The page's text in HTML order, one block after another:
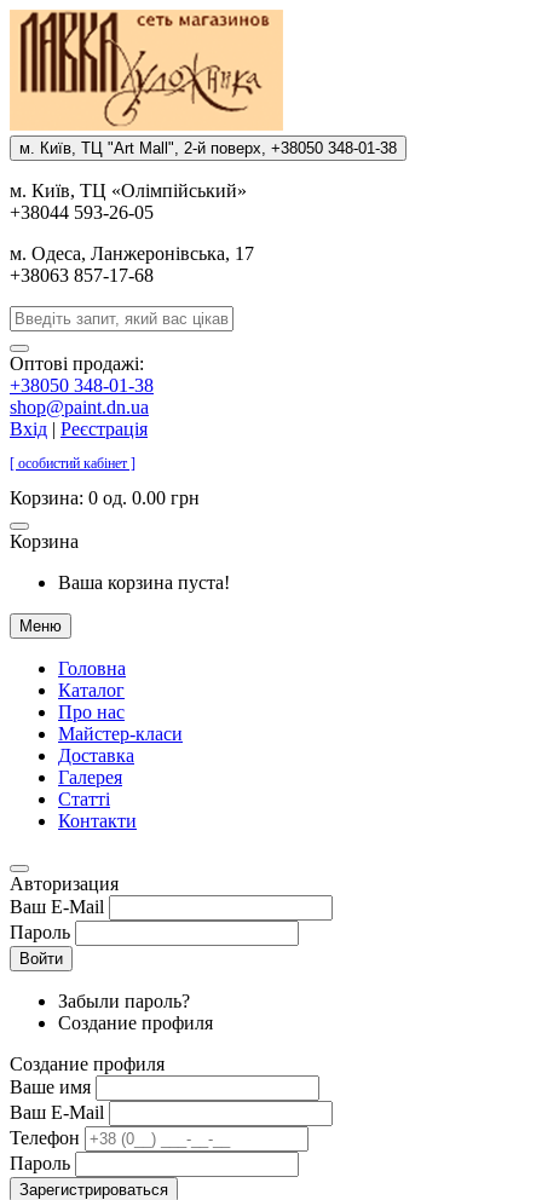
м. Киïв, ТЦ "Art Mall", 2-й поверх, +38050 348-01-38
м. Киïв, ТЦ «Олiмпiйський»
+38044 593-26-05
м. Одеса, Ланжеронiвська, 17
+38063 857-17-68
Оптові продажі:
+38050 348-01-38
shop@paint.dn.ua
Вхід | Реєстрація
[ особистий кабінет ]
Корзина: 0 од. 0.00 грн
Корзина
Ваша корзина пуста!
Меню
Головна
Каталог
Про нас
Майстер-класи
Доставка
Галерея
Статтi
Контакти
Авторизация
Ваш E-Mail
Пароль
Войти
Забыли пароль?
Создание профиля
Создание профиля
Ваше имя
Ваш E-Mail
Телефон
Пароль
Зарегистрироваться